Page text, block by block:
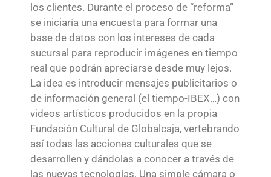
los clientes. Durante el proceso de “reforma”
se iniciaría una encuesta para formar una
base de datos con los intereses de cada
sucursal para reproducir imágenes en tiempo
real que podrán apreciarse desde muy lejos.
La idea es introducir mensajes publicitarios o
de información general (el tiempo-IBEX…) con
videos artísticos producidos en la propia
Fundación Cultural de Globalcaja, vertebrando
así todas las acciones culturales que se
desarrollen y dándolas a conocer a través de
las nuevas tecnologías. Una simple cámara o